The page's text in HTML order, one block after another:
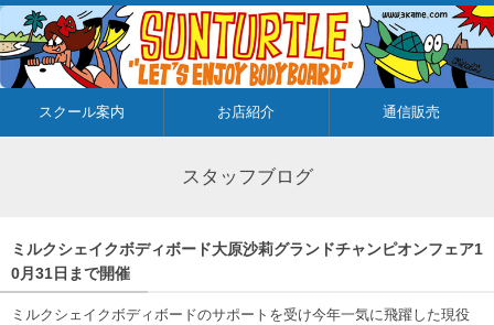
スクール案内 お店紹介 通信販売
スタッフブログ
ミルクシェイクボディボード大原沙莉グランドチャンピオンフェア1
0月31日まで開催
ミルクシェイクボディボードのサポートを受け今年一気に飛躍した現役